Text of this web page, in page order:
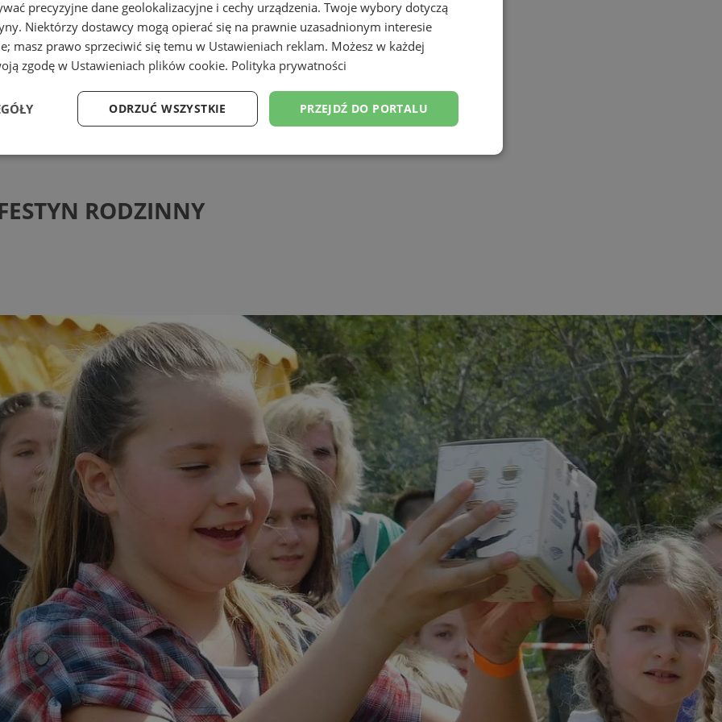
RODZINNY
RODZINNY
precyzyjne dane geolokalizacyjne i cechy urządzenia. Twoje wybory dotyczą
Niektórzy dostawcy mogą opierać się na prawnie uzasadnionym interesie
masz prawo sprzeciwić się temu w Ustawieniach reklam. Możesz w każdej
zgodę w Ustawieniach plików cookie. Polityka prywatności
PRZEJDŹ DO PORTALU
ODRZUĆ WSZYSTKIE
Wydajność Targetowanie Funkcjonalność Niesklasyfikowane
niezbędnych plików cookie nie można prawidłowo korzystać ze strony internetowej.
Provider /
Domena
Okres
przechowywania
rudaslaska.com.pl 1 rok
Ten plik cookie przechowuje identyfikator sesji.
rudaslaska.com.pl
Ten plik cookie przechowuje identyfikator sesji.
rudaslaska.com.pl
Ten plik cookie przechowuje identyfikator sesji.
.tiktok.com 1 tydzień 3 dni
Ten plik cookie jest używany do celów
uwierzytelniania i bezpieczeństwa, zapewniając, że
użytkownicy pozostają zalogowani, a ich dane są
zabezpieczone, jak poruszać się przez witrynę
internetową lub interakcji z jej usług.
Cloudflare Inc.
Ten plik cookie służy do rozróżniania ludzi i botów.
Jest to korzystne dla strony internetowej, ponieważ
umożliwia tworzenie ważnych raportów na temat
korzystania z jej witryny internetowej.
Cloudflare Inc.
.twitter.com
Ten plik cookie służy do rozróżniania ludzi i botów.
Jest to korzystne dla strony internetowej, ponieważ
umożliwia tworzenie ważnych raportów na temat
korzystania z jej witryny internetowej.
YouTube
.youtube.com
5 miesięcy 4
tygodnie
Ten plik cookie jest używany do przechowywania
zgody użytkownika i wyboru prywatności dla ich
interakcji z witryną. Rejestruje dane dotyczące
zgody odwiedzającego na różne polityki i
ustawienia prywatności, zapewniając, że ich
preferencje zostaną uhonorowane w przyszłych
sesjach.
CookieScript
4 tygodnie 2 dni
Ten plik cookie jest używany przez usługę Cookie-
Polityce prywatności Google